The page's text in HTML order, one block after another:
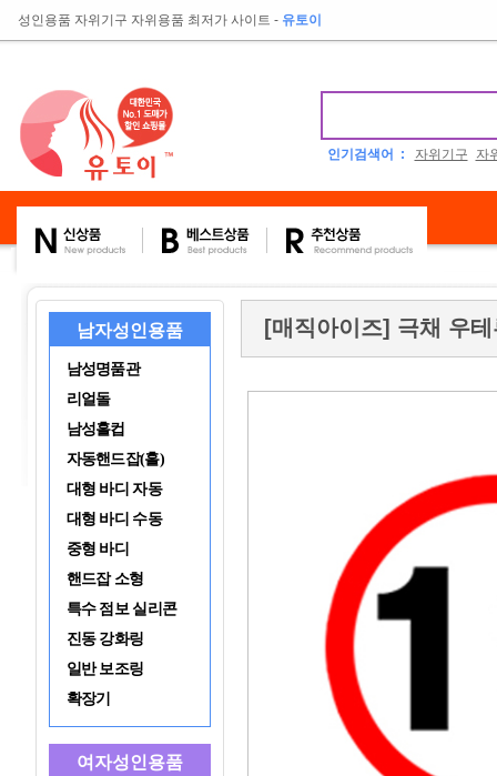
성인용품 자위기구 자위용품 최저가 사이트 - 유토이
인기검색어 : 자위기구 자
남자성인용품
남성명품관
리얼돌
남성홀컵
자동핸드잡(홀)
대형 바디 자동
대형 바디 수동
중형 바디
핸드잡 소형
특수 점보 실리콘
진동 강화링
일반 보조링
확장기
여자성인용품
[매직아이즈] 극채 우테